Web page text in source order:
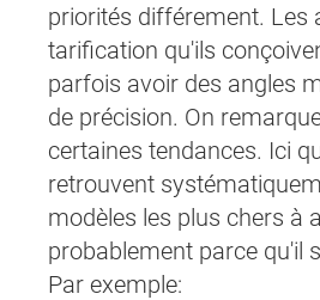
priorités différement. Les
tarification qu'ils
parfois avoir des angles
de précision. On
certaines tendances. Ici
retrouvent
modèles les plus chers à
probablement parce qu'il
Par exemple: